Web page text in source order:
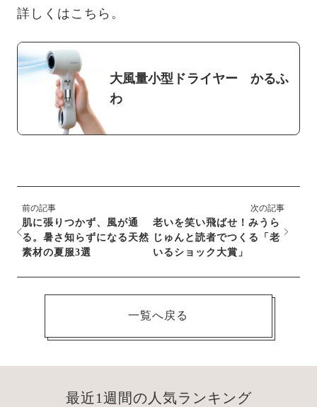
詳しくはこちら。
大風量小型ドライヤー かるふ
わ
前の記事
肌に張りつかず、風が通
る。暑さ知らずになる天然
素材の夏服3選
次の記事
老いを笑い飛ばせ！みうら
じゅんと読者でつくる「老
いるショック大賞」
一覧へ戻る
最近1週間の人気ランキング